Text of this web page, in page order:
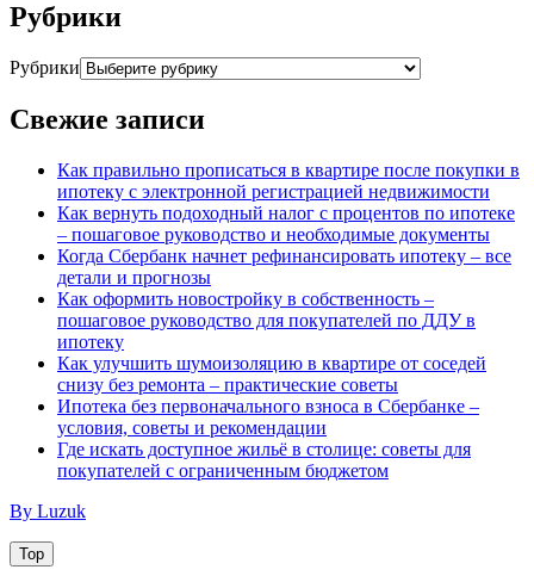
Рубрики
Рубрики
Свежие записи
Как правильно прописаться в квартире после покупки в
ипотеку с электронной регистрацией недвижимости
Как вернуть подоходный налог с процентов по ипотеке
– пошаговое руководство и необходимые документы
Когда Сбербанк начнет рефинансировать ипотеку – все
детали и прогнозы
Как оформить новостройку в собственность –
пошаговое руководство для покупателей по ДДУ в
ипотеку
Как улучшить шумоизоляцию в квартире от соседей
снизу без ремонта – практические советы
Ипотека без первоначального взноса в Сбербанке –
условия, советы и рекомендации
Где искать доступное жильё в столице: советы для
покупателей с ограниченным бюджетом
By Luzuk
Top